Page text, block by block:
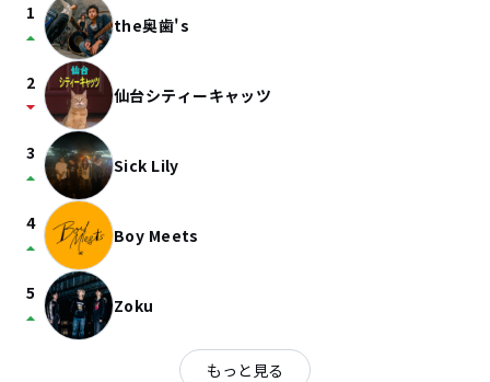
1
arrow_drop_up the奥歯's
2
arrow_drop_down 仙台シティーキャッツ
3
arrow_drop_up Sick Lily
4
arrow_drop_up Boy Meets
5
arrow_drop_up Zoku
もっと見る